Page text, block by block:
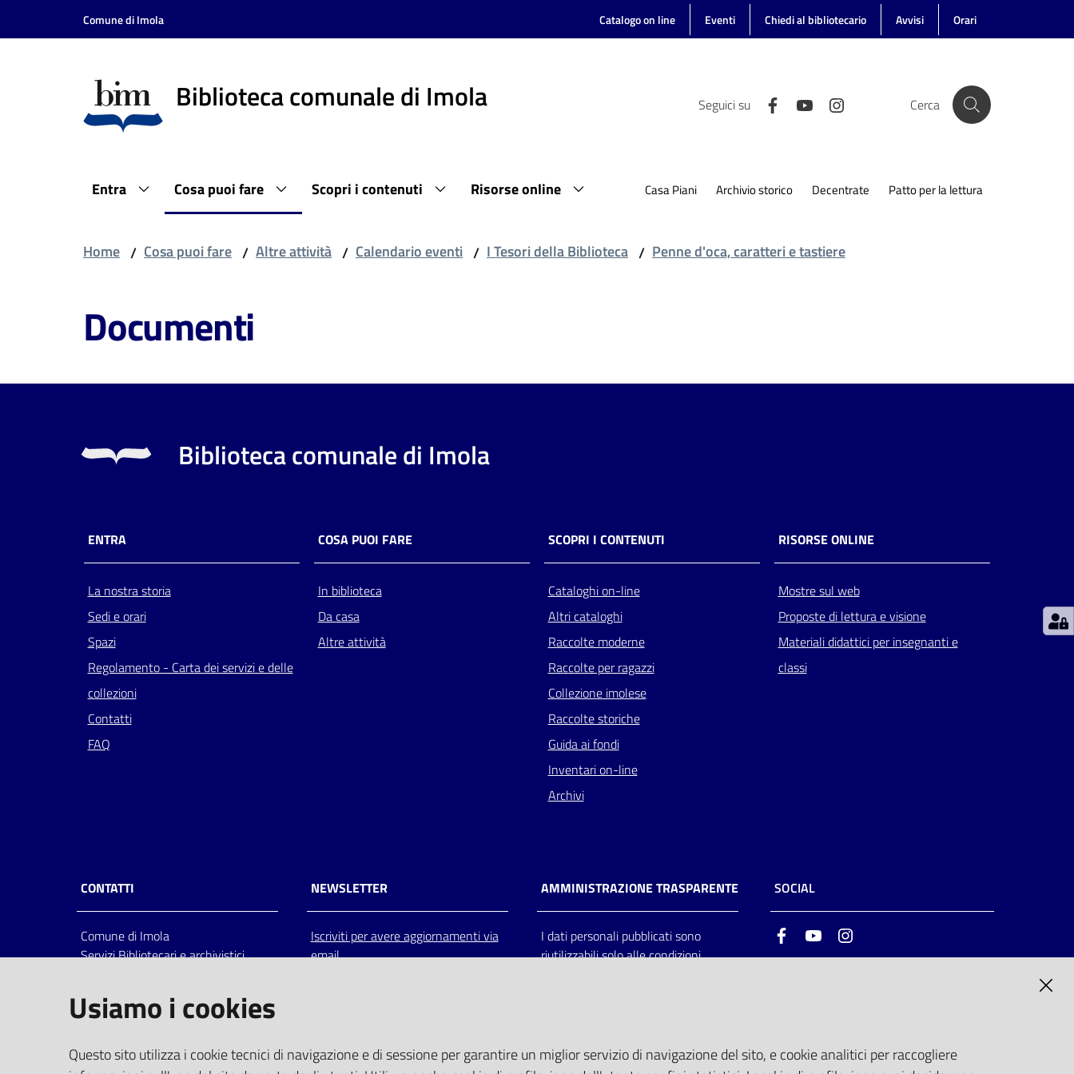
Vai al contenuto
Vai alla navigazione
Comune di Imola Catalogo on line Eventi Chiedi al bibliotecario Avvisi Orari
Biblioteca comunale di Imola Seguici su Cerca
Entra Cosa puoi fare Scopri i contenuti Risorse online Casa Piani Archivio storico Decentrate Patto per la lettura
Home / Cosa puoi fare / Altre attività / Calendario eventi / I Tesori della Biblioteca / Penne d'oca, caratteri e tastiere
Documenti
Biblioteca comunale di Imola
ENTRA
La nostra storia
Sedi e orari
Spazi
Regolamento - Carta dei servizi e delle
collezioni
Contatti
FAQ
COSA PUOI FARE
In biblioteca
Da casa
Altre attività
SCOPRI I CONTENUTI
Cataloghi on-line
Altri cataloghi
Raccolte moderne
Raccolte per ragazzi
Collezione imolese
Raccolte storiche
Guida ai fondi
Inventari on-line
Archivi
RISORSE ONLINE
Mostre sul web
Proposte di lettura e visione
Materiali didattici per insegnanti e
classi
CONTATTI
Comune di Imola
Servizi Bibliotecari e archivistici
Italia
centralino: tel 0542.6026.36 fax
bim@comune.imola.bo.it
PEC
NEWSLETTER
Iscriviti per avere aggiornamenti via
email
AMMINISTRAZIONE TRASPARENTE
I dati personali pubblicati sono
riutilizzabili solo alle condizioni
SOCIAL
FacebookYoutube
Usiamo i cookies
Questo sito utilizza i cookie tecnici di navigazione e di sessione per garantire un miglior servizio di navigazione del sito, e cookie analitici per raccogliere